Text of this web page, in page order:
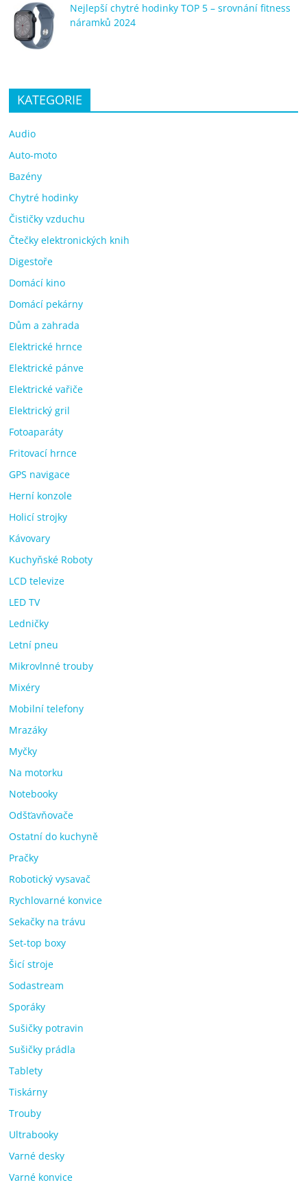
Nejlepší chytré hodinky TOP 5 – srovnání fitness
náramků 2024
KATEGORIE
Audio
Auto-moto
Bazény
Chytré hodinky
Čističky vzduchu
Čtečky elektronických knih
Digestoře
Domácí kino
Domácí pekárny
Dům a zahrada
Elektrické hrnce
Elektrické pánve
Elektrické vařiče
Elektrický gril
Fotoaparáty
Fritovací hrnce
GPS navigace
Herní konzole
Holicí strojky
Kávovary
Kuchyňské Roboty
LCD televize
LED TV
Ledničky
Letní pneu
Mikrovlnné trouby
Mixéry
Mobilní telefony
Mrazáky
Myčky
Na motorku
Notebooky
Odšťavňovače
Ostatní do kuchyně
Pračky
Robotický vysavač
Rychlovarné konvice
Sekačky na trávu
Set-top boxy
Šicí stroje
Sodastream
Sporáky
Sušičky potravin
Sušičky prádla
Tablety
Tiskárny
Trouby
Ultrabooky
Varné desky
Varné konvice